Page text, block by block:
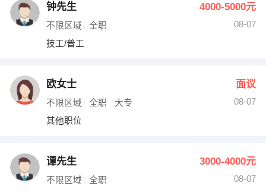
网络IT
收银员
水电/机修
编辑 法律
钟先生 4000-5000元
不限区域 全职
08-07
技工/普工
欧女士 面议
不限区域 全职 大专
08-07
其他职位
谭先生 3000-4000元
不限区域 全职
08-07